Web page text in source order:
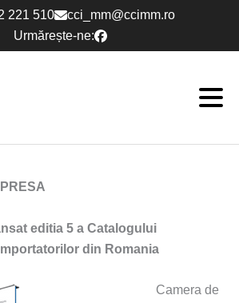
221 510
cci_mm@ccimm.ro
Urmărește-ne:
editia 5 a Catalogului
din Romania
Camera de